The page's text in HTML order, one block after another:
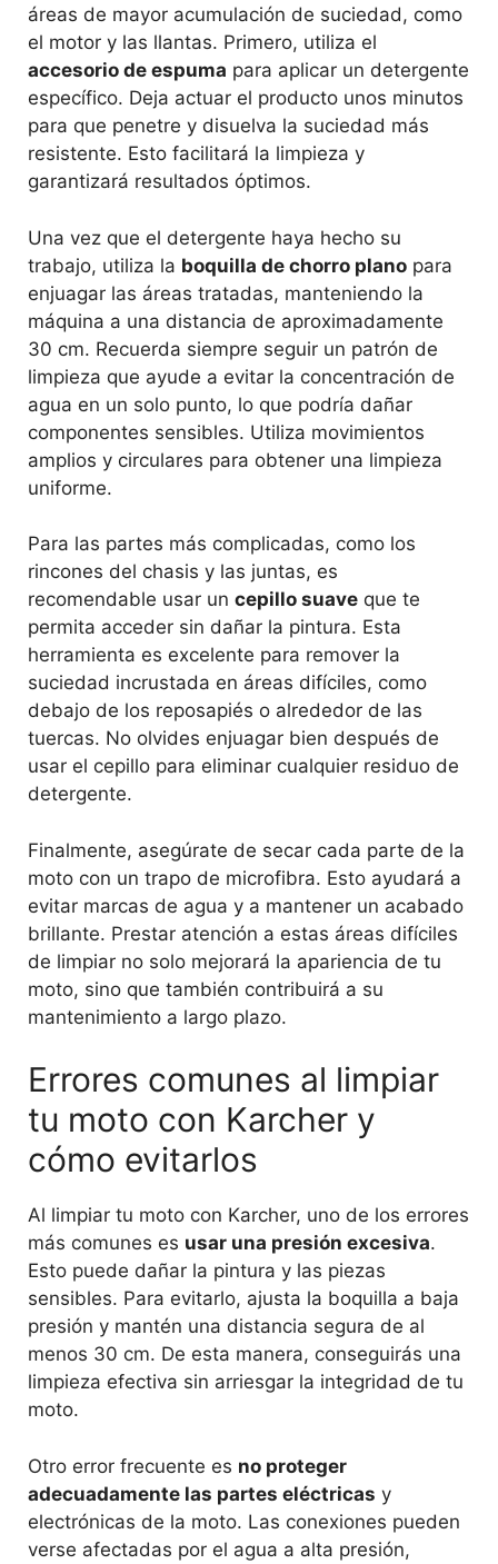
áreas de mayor acumulación de suciedad, como
el motor y las llantas. Primero, utiliza el
accesorio de espuma para aplicar un detergente
específico. Deja actuar el producto unos minutos
para que penetre y disuelva la suciedad más
resistente. Esto facilitará la limpieza y
garantizará resultados óptimos.
Una vez que el detergente haya hecho su
trabajo, utiliza la boquilla de chorro plano para
enjuagar las áreas tratadas, manteniendo la
máquina a una distancia de aproximadamente
30 cm. Recuerda siempre seguir un patrón de
limpieza que ayude a evitar la concentración de
agua en un solo punto, lo que podría dañar
componentes sensibles. Utiliza movimientos
amplios y circulares para obtener una limpieza
uniforme.
Para las partes más complicadas, como los
rincones del chasis y las juntas, es
recomendable usar un cepillo suave que te
permita acceder sin dañar la pintura. Esta
herramienta es excelente para remover la
suciedad incrustada en áreas difíciles, como
debajo de los reposapiés o alrededor de las
tuercas. No olvides enjuagar bien después de
usar el cepillo para eliminar cualquier residuo de
detergente.
Finalmente, asegúrate de secar cada parte de la
moto con un trapo de microfibra. Esto ayudará a
evitar marcas de agua y a mantener un acabado
brillante. Prestar atención a estas áreas difíciles
de limpiar no solo mejorará la apariencia de tu
moto, sino que también contribuirá a su
mantenimiento a largo plazo.
Errores comunes al limpiar
tu moto con Karcher y
cómo evitarlos
Al limpiar tu moto con Karcher, uno de los errores
más comunes es usar una presión excesiva.
Esto puede dañar la pintura y las piezas
sensibles. Para evitarlo, ajusta la boquilla a baja
presión y mantén una distancia segura de al
menos 30 cm. De esta manera, conseguirás una
limpieza efectiva sin arriesgar la integridad de tu
moto.
Otro error frecuente es no proteger
adecuadamente las partes eléctricas y
electrónicas de la moto. Las conexiones pueden
verse afectadas por el agua a alta presión,